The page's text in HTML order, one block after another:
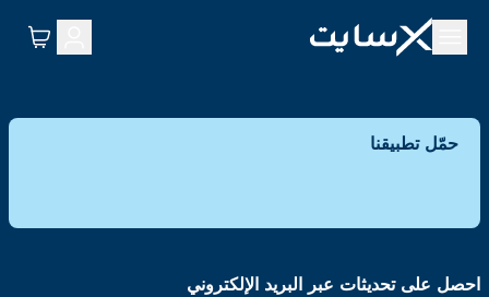
حمّل تطبيقنا
احصل على تحديثات عبر البريد الإلكتروني